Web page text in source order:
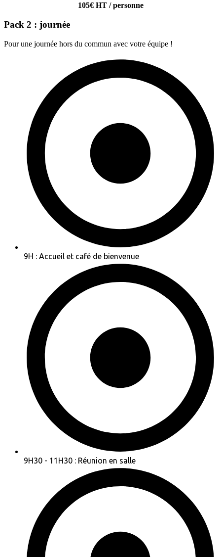
105€ HT / personne
Pack 2 : journée
Pour une journée hors du commun avec votre équipe !
9H : Accueil et café de bienvenue
9H30 - 11H30 : Réunion en salle